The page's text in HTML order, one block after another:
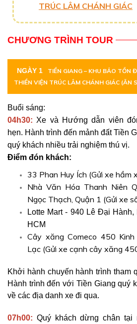
TRÚC LÂM CHÁNH GIÁC
CHƯƠNG TRÌNH TOUR
NGÀY 1
TIỀN GIANG – KHU BẢO TỒN
THIỀN VIỆN TRÚC LÂM CHÁNH GIÁC (ĂN
Buổi sáng:
04h30: Xe và Hướng dẫn viên
hẹn. Hành trình đến mảnh đất Tiền
quý khách nhiều trải nghiệm thú vị.
Điểm đón khách:
33 Phan Huy Ích (Gửi xe hầm
Nhà Văn Hóa Thanh Niên
Ngọc Thạch, Quận 1 (Gửi xe
Lotte Mart - 940 Lê Đại
HCM
Cây xăng Comeco 450
Lạc (Gửi xe cạnh cây xăng
Khởi hành chuyến hành trình tham
Hành trình đến với Tiền Giang quý
về các địa danh xe đi qua.
07h00: Quý khách dừng chân tại